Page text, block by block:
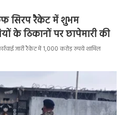
सिरप रैकेट में शुभम
के ठिकानों पर छापेमारी की
जारी रैकेट में 1,000 करोड़ रुपये शामिल